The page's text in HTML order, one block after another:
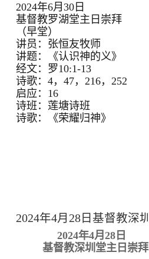
2024年6月30日
基督教罗湖堂主日崇拜
（早堂）
讲员：张恒友牧师
讲题：《认识神的义》
经文：罗10:1-13
诗歌：4，47，216，252
启应：16
诗班：莲塘诗班
诗歌：《荣耀归神》
2024年4月28日
基督教深圳堂主日崇拜